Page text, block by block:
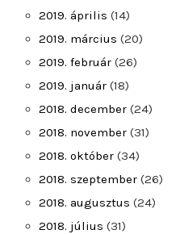
2019. április (14)
2019. március (20)
2019. február (26)
2019. január (18)
2018. december (24)
2018. november (31)
2018. október (34)
2018. szeptember (26)
2018. augusztus (24)
2018. július (31)